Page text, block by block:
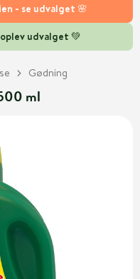
- se udvalget 🌸
udvalget 💚
Gødning
ml